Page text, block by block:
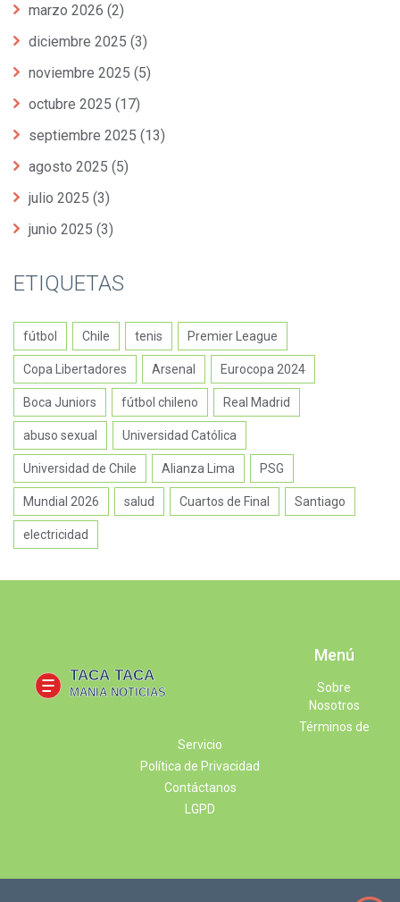
marzo 2026 (2)
diciembre 2025 (3)
noviembre 2025 (5)
octubre 2025 (17)
septiembre 2025 (13)
agosto 2025 (5)
julio 2025 (3)
junio 2025 (3)
ETIQUETAS
fútbol Chile tenis Premier League
Copa Libertadores Arsenal Eurocopa 2024
Boca Juniors fútbol chileno Real Madrid
abuso sexual Universidad Católica
Universidad de Chile Alianza Lima PSG
Mundial 2026 salud Cuartos de Final Santiago
electricidad
Menú
Sobre
Nosotros
Términos de
Servicio
Política de Privacidad
Contáctanos
LGPD